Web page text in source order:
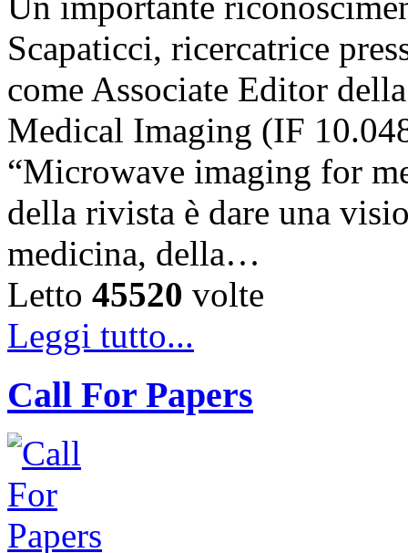
Scapaticci, ricercatrice
come Associate Editor
Medical Imaging (IF
“Microwave imaging for
della rivista è dare una
medicina, della…
Letto 45520 volte
Leggi tutto...
Call For Papers